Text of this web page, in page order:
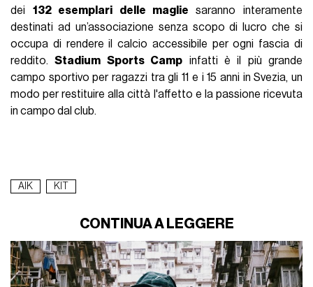
dei 132 esemplari delle maglie saranno interamente
destinati ad un’associazione senza scopo di lucro che si
occupa di rendere il calcio accessibile per ogni fascia di
reddito.Stadium Sports Camp infatti è il più grande
campo sportivo per ragazzi tra gli 11 e i 15 anni in Svezia, un
modo per restituire alla città l'affetto e la passione ricevuta
in campo dal club.
AIK KIT
CONTINUA A LEGGERE